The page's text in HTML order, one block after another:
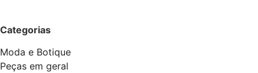
Categorias
Moda e Botique
Peças em geral